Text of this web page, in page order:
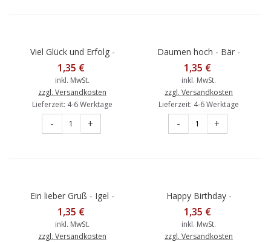
Viel Glück und Erfolg -
Schaf - Gisela Herberger -
Postkarte
1,35 €
inkl. MwSt.
zzgl. Versandkosten
Lieferzeit: 4-6 Werktage
- +
Daumen hoch - Bär -
Gisela Herberger -
Postkarte
1,35 €
inkl. MwSt.
zzgl. Versandkosten
Lieferzeit: 4-6 Werktage
- +
Ein lieber Gruß - Igel -
Gisela Herberger -
Postkarte
1,35 €
inkl. MwSt.
zzgl. Versandkosten
Happy Birthday -
Dschungeltiere - Gisela
Herberger - Postkarte
1,35 €
inkl. MwSt.
zzgl. Versandkosten